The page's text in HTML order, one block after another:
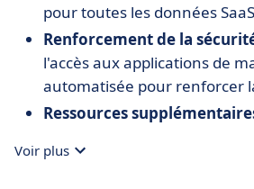
pour toutes les données
Renforcement de la
l'accès aux applications de
automatisée pour renforcer
Ressources
pour maximiser l'utilisation
Voir plus